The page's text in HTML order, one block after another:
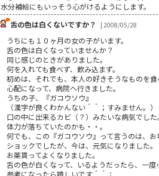
水分補給にもいっそう心がけるようにします。
舌の色は白くないですか？
| 2008/05/28
うちにも１０ヶ月の女の子がいます。
舌の色は白くなっていませんか？
同じ感じのときがありました。
何を入れても食べず、飲み込まず。
初めは、それでも、本人の好きそうなものを食
心配になって、病院へ行きました。
うちの子、『ガコウソウ』
（漢字が良くわかんない＾＾；すみません。）
口の中に出来るカビ（？）みたいな病気でした。
体力が落ちていたのかも・・。
何でも、この『ガコウソウ』って言うのは、
ショックでしたが、今は、元気になりました。
お薬貰ってよくなりました。
舌の色が白くなって、いるようだったら、一
参考になったら嬉しいです＾＾；